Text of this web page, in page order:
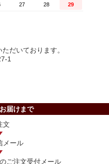
だいております。
1
届けまで
文
メール
ご注文受付メール